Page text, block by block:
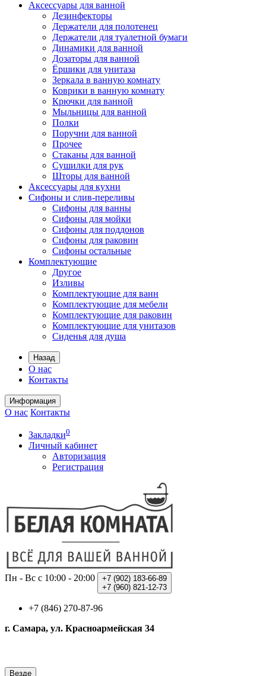
Аксессуары для ванной
Дезинфекторы
Держатели для полотенец
Держатели для туалетной бумаги
Динамики для ванной
Дозаторы для ванной
Ёршики для унитаза
Зеркала в ванную комнату
Коврики в ванную комнату
Крючки для ванной
Мыльницы для ванной
Полки
Поручни для ванной
Прочее
Стаканы для ванной
Сушилки для рук
Шторы для ванной
Аксессуары для кухни
Сифоны и слив-переливы
Сифоны для ванны
Сифоны для мойки
Сифоны для поддонов
Сифоны для раковин
Сифоны остальные
Комплектующие
Другое
Изливы
Комплектующие для ванн
Комплектующие для мебели
Комплектующие для раковин
Комплектующие для унитазов
Сиденья для душа
Назад
О нас
Контакты
Информация
О нас Контакты
Закладки0
Личный кабинет
Авторизация
Регистрация
Пн - Вс с 10:00 - 20:00 +7 (902) 183-66-89
+7 (960) 821-12-73
+7 (846) 270-87-96
г. Самара, ул. Красноармейская 34
Везде